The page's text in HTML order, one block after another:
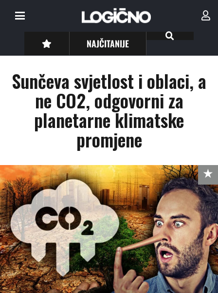
NAJČITANIJE
Sunčeva svjetlost i oblaci, a
ne CO2, odgovorni za
planetarne klimatske
promjene